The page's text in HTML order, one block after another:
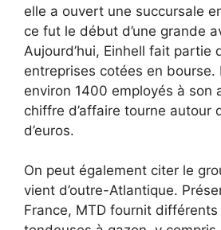
elle a ouvert une succursale
ce fut le début d’une grande
Aujourd’hui, Einhell fait partie
entreprises cotées en bourse.
environ 1400 employés à son
chiffre d’affaire tourne autour
d’euros.
On peut également citer le
vient d’outre-Atlantique.
France, MTD fournit